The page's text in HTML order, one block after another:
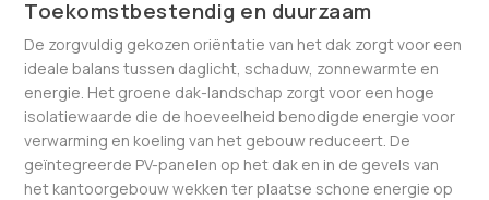
Toekomstbestendig en duurzaam
De zorgvuldig gekozen oriëntatie van het dak zorgt voor een
ideale balans tussen daglicht, schaduw, zonnewarmte en
energie. Het groene dak-landschap zorgt voor een hoge
isolatiewaarde die de hoeveelheid benodigde energie voor
verwarming en koeling van het gebouw reduceert. De
geïntegreerde PV-panelen op het dak en in de gevels van
het kantoorgebouw wekken ter plaatse schone energie op